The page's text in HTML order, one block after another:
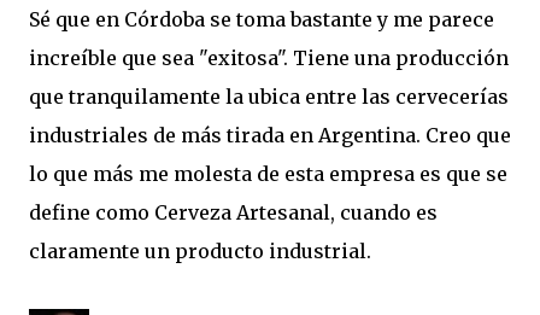
Sé que en Córdoba se toma bastante y me parece
increíble que sea "exitosa". Tiene una producción
que tranquilamente la ubica entre las cervecerías
industriales de más tirada en Argentina. Creo que
lo que más me molesta de esta empresa es que se
define como Cerveza Artesanal, cuando es
claramente un producto industrial.